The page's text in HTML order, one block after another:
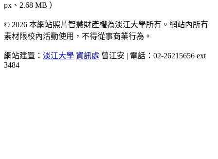
px、2.68 MB ）
© 2026 本網站照片智慧財產權為淡江大學所有。網站內所有
素材限校內活動使用，不得從事商業行為。
網站建置： 淡江大學 資訊處 曾江安 | 電話：02-26215656 ext
3484